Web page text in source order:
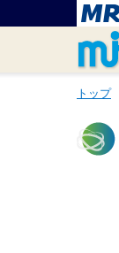
トップ